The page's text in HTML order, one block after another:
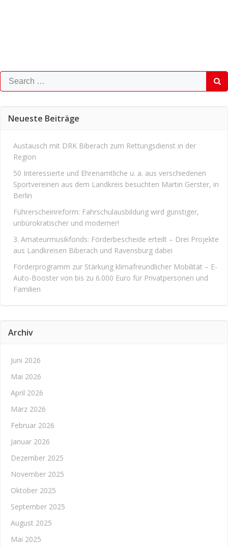
Search
for:
Neueste Beiträge
Austausch mit DRK Biberach zum Rettungsdienst in der
Region
50 Interessierte und Ehrenamtliche u. a. aus verschiedenen
Sportvereinen aus dem Landkreis besuchten Martin Gerster, in
Berlin
Führerscheinreform: Fahrschulausbildung wird günstiger,
unbürokratischer und moderner!
3. Amateurmusikfonds: Förderbescheide erteilt – Drei Projekte
aus Landkreisen Biberach und Ravensburg dabei
Förderprogramm zur Stärkung klimafreundlicher Mobilität – E-
Auto-Booster von bis zu 6.000 Euro für Privatpersonen und
Familien
Archiv
Juni 2026
Mai 2026
April 2026
März 2026
Februar 2026
Januar 2026
Dezember 2025
November 2025
Oktober 2025
September 2025
August 2025
Mai 2025